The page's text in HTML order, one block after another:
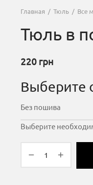
Главная / Тюль / Все
Тюль в
220 грн
Выберите
Выберите